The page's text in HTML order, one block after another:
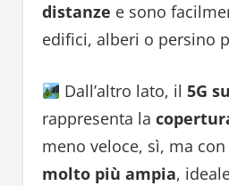
distanze e sono
edifici, alberi o persino
Dall’altro lato, il5G
rappresenta la
meno veloce, sì, ma
molto più ampia,